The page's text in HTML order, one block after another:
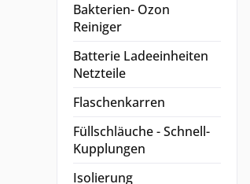
Bakterien- Ozon
Reiniger
Batterie Ladeeinheiten
Netzteile
Flaschenkarren
Füllschläuche - Schnell-
Kupplungen
Isolierung